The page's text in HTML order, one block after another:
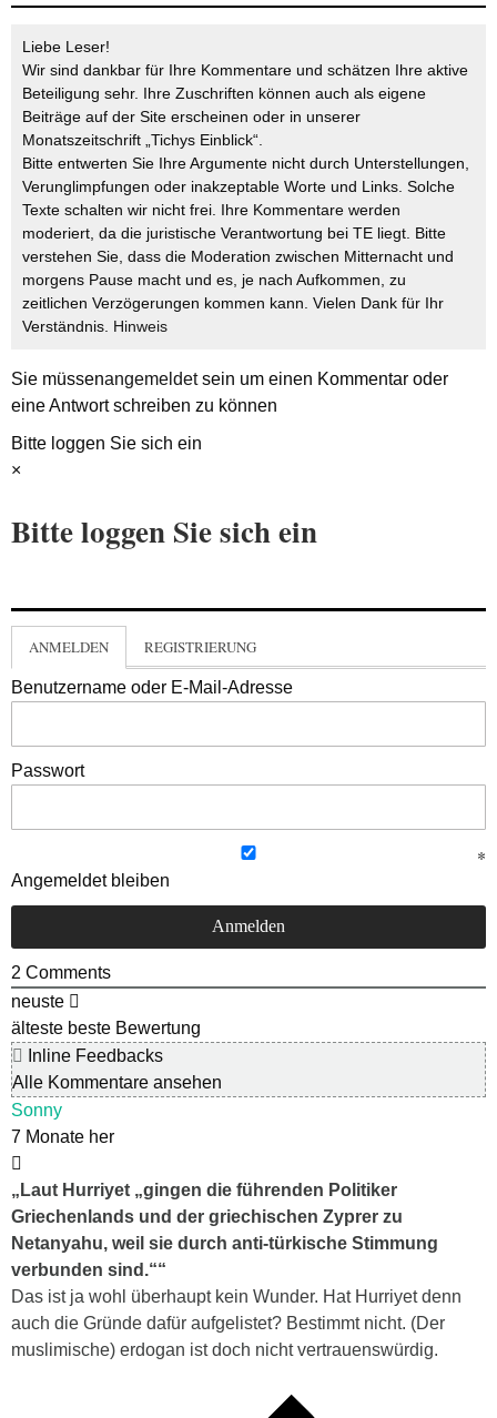
Liebe Leser!
Wir sind dankbar für Ihre Kommentare und schätzen Ihre aktive
Beteiligung sehr. Ihre Zuschriften können auch als eigene
Beiträge auf der Site erscheinen oder in unserer
Monatszeitschrift „Tichys Einblick“.
Bitte entwerten Sie Ihre Argumente nicht durch Unterstellungen,
Verunglimpfungen oder inakzeptable Worte und Links. Solche
Texte schalten wir nicht frei. Ihre Kommentare werden
moderiert, da die juristische Verantwortung bei TE liegt. Bitte
verstehen Sie, dass die Moderation zwischen Mitternacht und
morgens Pause macht und es, je nach Aufkommen, zu
zeitlichen Verzögerungen kommen kann. Vielen Dank für Ihr
Verständnis. Hinweis
Sie müssenangemeldetsein um einen Kommentar oder
eine Antwort schreiben zu können
Bitte loggen Sie sich ein
×
Bitte loggen Sie sich ein
ANMELDEN REGISTRIERUNG
Benutzername oder E-Mail-Adresse
Passwort
Angemeldet bleiben
2 Comments
neuste
älteste beste Bewertung
Inline Feedbacks
Alle Kommentare ansehen
Sonny
7 Monate her
„Laut Hurriyet „gingen die führenden Politiker
Griechenlands und der griechischen Zyprer zu
Netanyahu, weil sie durch anti-türkische Stimmung
verbunden sind.““
Das ist ja wohl überhaupt kein Wunder. Hat Hurriyet denn
auch die Gründe dafür aufgelistet? Bestimmt nicht. (Der
muslimische) erdogan ist doch nicht vertrauenswürdig.